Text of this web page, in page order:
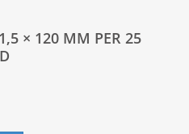
× 120 MM PER 25